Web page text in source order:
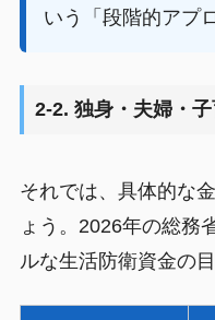
いう「段階的アプ
2-2. 独身・夫婦・
それでは、具体的な
ょう。2026年の総務
ルな生活防衛資金の